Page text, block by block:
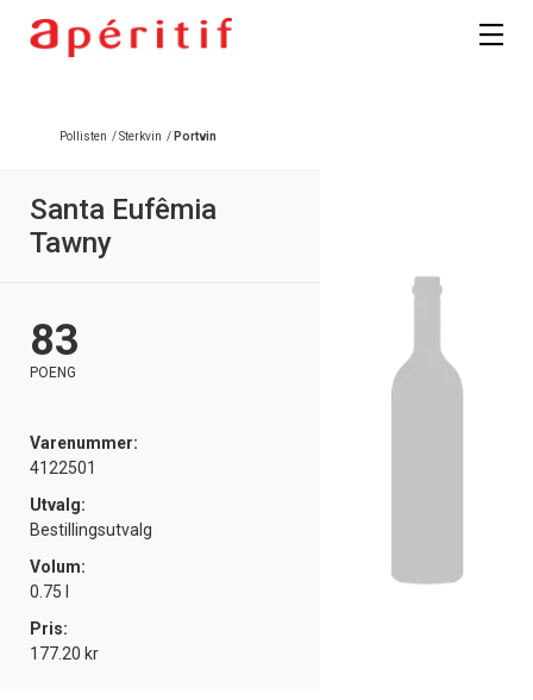
Pollisten /Sterkvin / Portvin
Santa Eufêmia
Tawny
83
POENG
Varenummer:
4122501
Utvalg:
Bestillingsutvalg
Volum:
0.75 l
Pris:
177.20 kr